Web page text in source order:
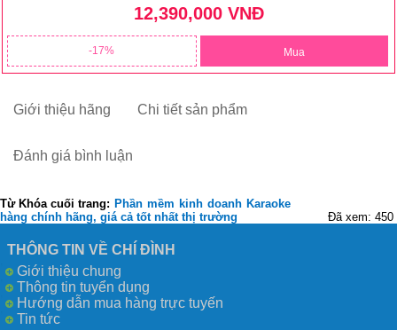
12,390,000 VNĐ
17 Mua
Giới thiệu hãng Chi tiết sản phẩm
Đánh giá bình luận
Từ Khóa cuối trang: Phần mềm kinh doanh Karaoke
hàng chính hãng, giá cả tốt nhất thị trường
Đã xem: 450
THÔNG TIN VỀ CHÍ ĐÌNH
Giới thiệu chung
Thông tin tuyển dụng
Hướng dẫn mua hàng trực tuyến
Tin tức